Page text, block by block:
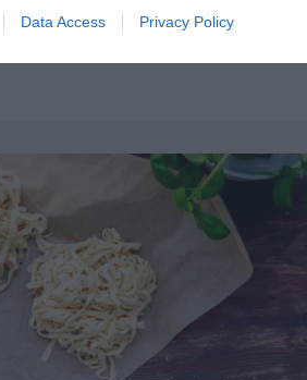
Data Access Privacy Policy